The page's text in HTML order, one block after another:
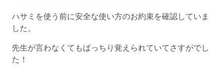
ハサミを使う前に安全な使い方のお約束を確認していま
した。
先生が言わなくてもばっちり覚えられていてさすがでし
た！